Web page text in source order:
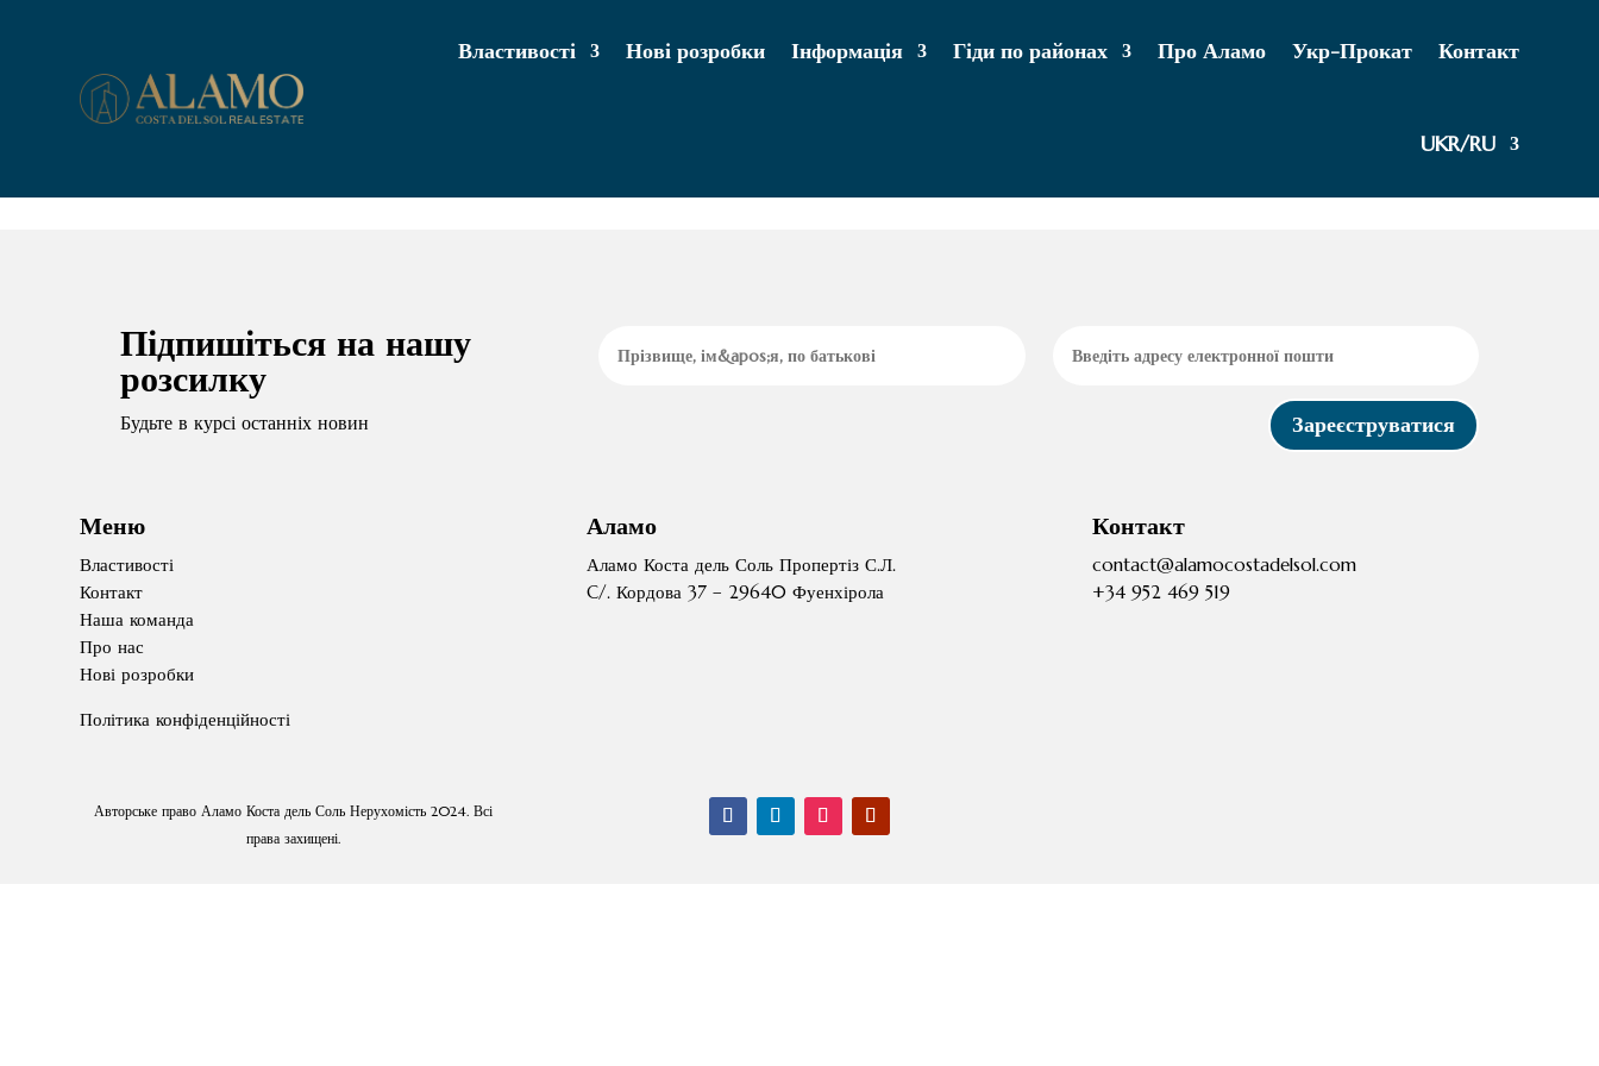
Властивості Нові розробки Інформація Гіди по районах Про Аламо Укр-Прокат Контакт
UKR/RU
Підпишіться на нашу
розсилку
Будьте в курсі останніх новин Зареєструватися
Меню
Властивості
Контакт
Наша команда
Про нас
Нові розробки
Політика конфіденційності
Аламо
Аламо Коста дель Соль Пропертіз С.Л.
C/. Кордова 37 – 29640 Фуенхірола
Контакт
contact@alamocostadelsol.com
+34 952 469 519
Авторське право Аламо Коста дель Соль Нерухомість 2024. Всі
права захищені.